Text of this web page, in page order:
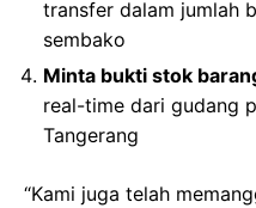
transfer dalam jumlah
sembako
Minta bukti stok
real-time dari gudang
Tangerang
“Kami juga telah